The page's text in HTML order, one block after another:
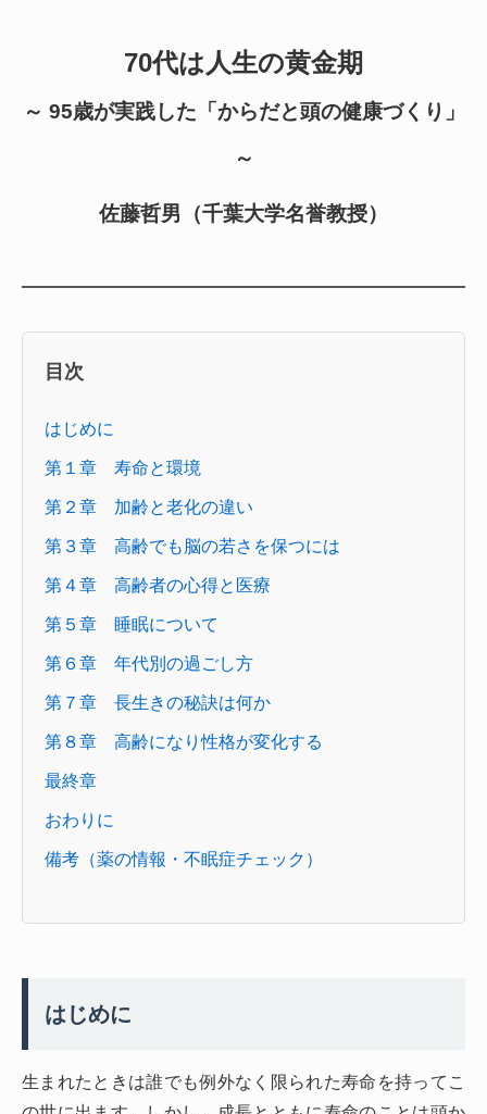
70代は人生の黄金期
～ 95歳が実践した「からだと頭の健康づくり」
～
佐藤哲男（千葉大学名誉教授）
目次
はじめに
第１章 寿命と環境
第２章 加齢と老化の違い
第３章 高齢でも脳の若さを保つには
第４章 高齢者の心得と医療
第５章 睡眠について
第６章 年代別の過ごし方
第７章 長生きの秘訣は何か
第８章 高齢になり性格が変化する
最終章
おわりに
備考（薬の情報・不眠症チェック）
はじめに
生まれたときは誰でも例外なく限られた寿命を持ってこ